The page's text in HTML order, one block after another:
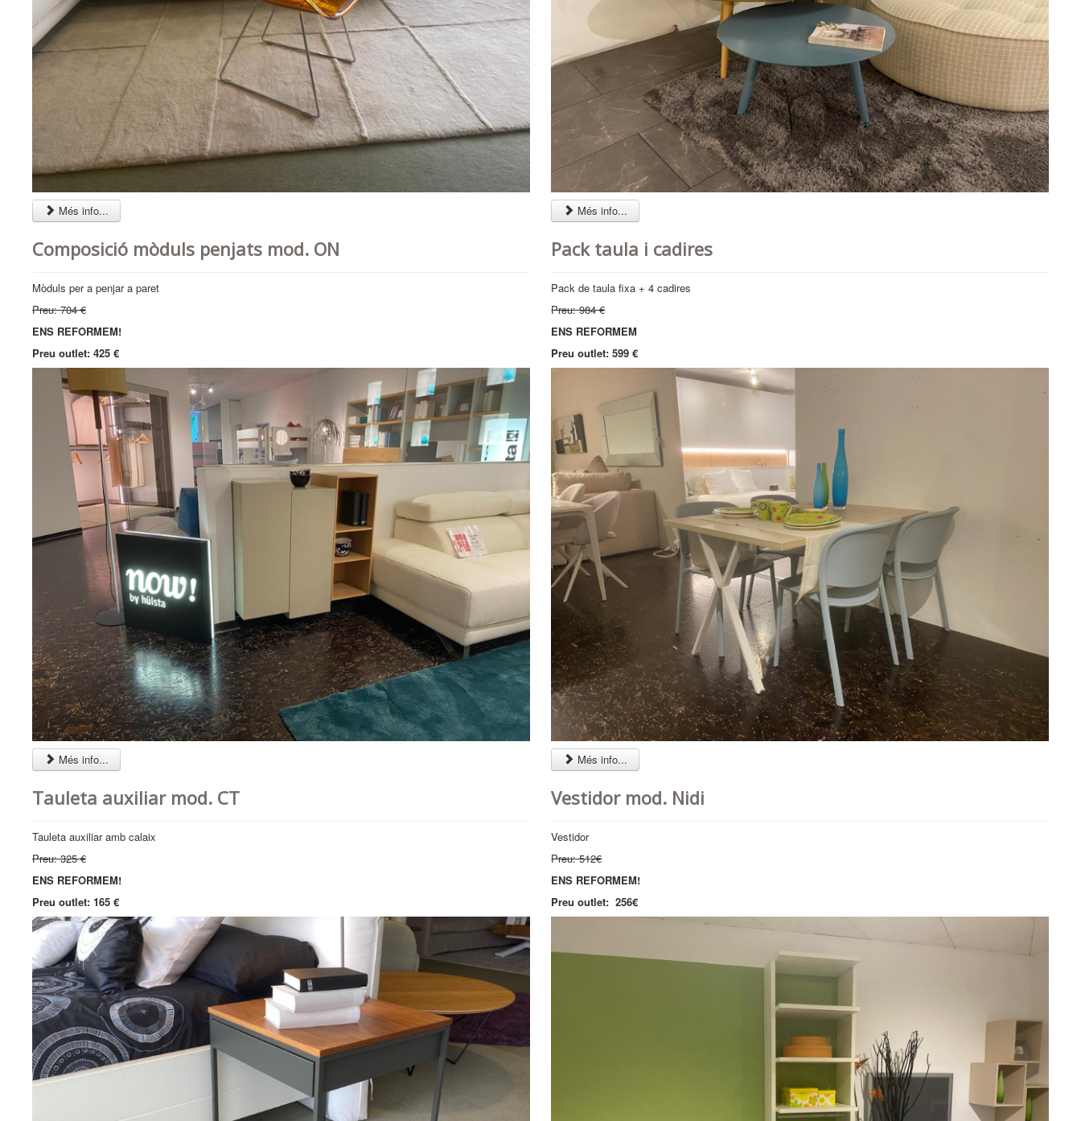
Més info... Més info...
Composició mòduls penjats mod. ON
Mòduls per a penjar a paret
Preu: 704 €
ENS REFORMEM!
Preu outlet: 425 €
Més info...
Pack taula i cadires
Pack de taula fixa + 4 cadires
Preu: 984 €
ENS REFORMEM
Preu outlet: 599 €
Més info...
Tauleta auxiliar mod. CT
Tauleta auxiliar amb calaix
Preu: 325 €
ENS REFORMEM!
Preu outlet: 165 €
Vestidor mod. Nidi
Vestidor
Preu: 512€
ENS REFORMEM!
Preu outlet: 256€